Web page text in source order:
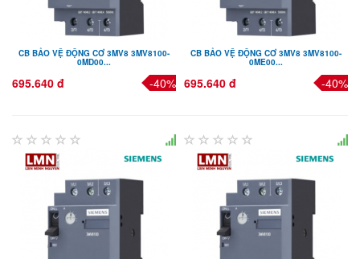
CB BẢO VỆ ĐỘNG CƠ 3MV8 3MV8100-
0MD00...
695.640 đ -40%
CB BẢO VỆ ĐỘNG CƠ 3MV8 3MV8100-
0ME00...
695.640 đ -40%